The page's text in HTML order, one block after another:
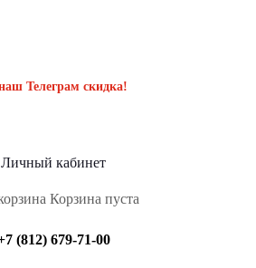
Телеграм скидка!
Личный кабинет
Корзина пуста
(812) 679-71-00